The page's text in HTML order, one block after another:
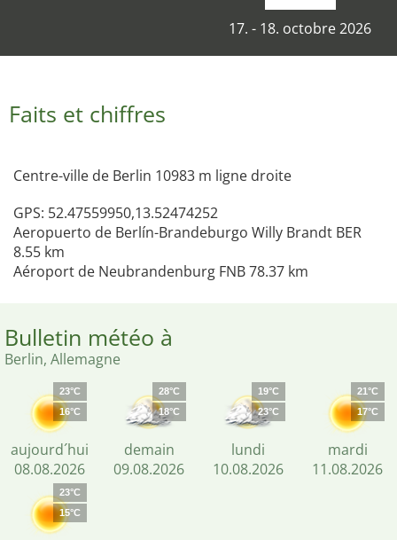
17. - 18. octobre 2026
Faits et chiffres
Centre-ville de Berlin 10983 m ligne droite
GPS: 52.47559950,13.52474252
Aeropuerto de Berlín-Brandeburgo Willy Brandt BER
8.55 km
Aéroport de Neubrandenburg FNB 78.37 km
Bulletin météo à
Berlin, Allemagne
23°C
16°C
aujourd´hui
08.08.2026
28°C
18°C
demain
09.08.2026
19°C
23°C
lundi
10.08.2026
21°C
17°C
mardi
11.08.2026
23°C
15°C